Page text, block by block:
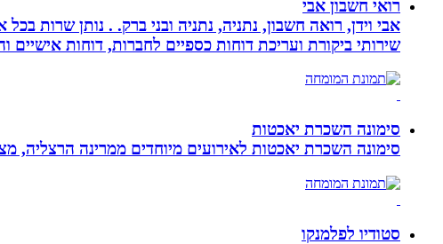
רואי חשבון אבי
אבי וידן, רואה חשבון, נתניה, נתניה ובני ברק. . נותן שרות
שירותי ביקורת ועריכת דוחות כספיים לחברות, דוחות אישיים
סימונה השכרת יאכטות
סימונה השכרת יאכטות לאירועים מיוחדים ממרינה הרצליה,
סטודיו לפלמנקו